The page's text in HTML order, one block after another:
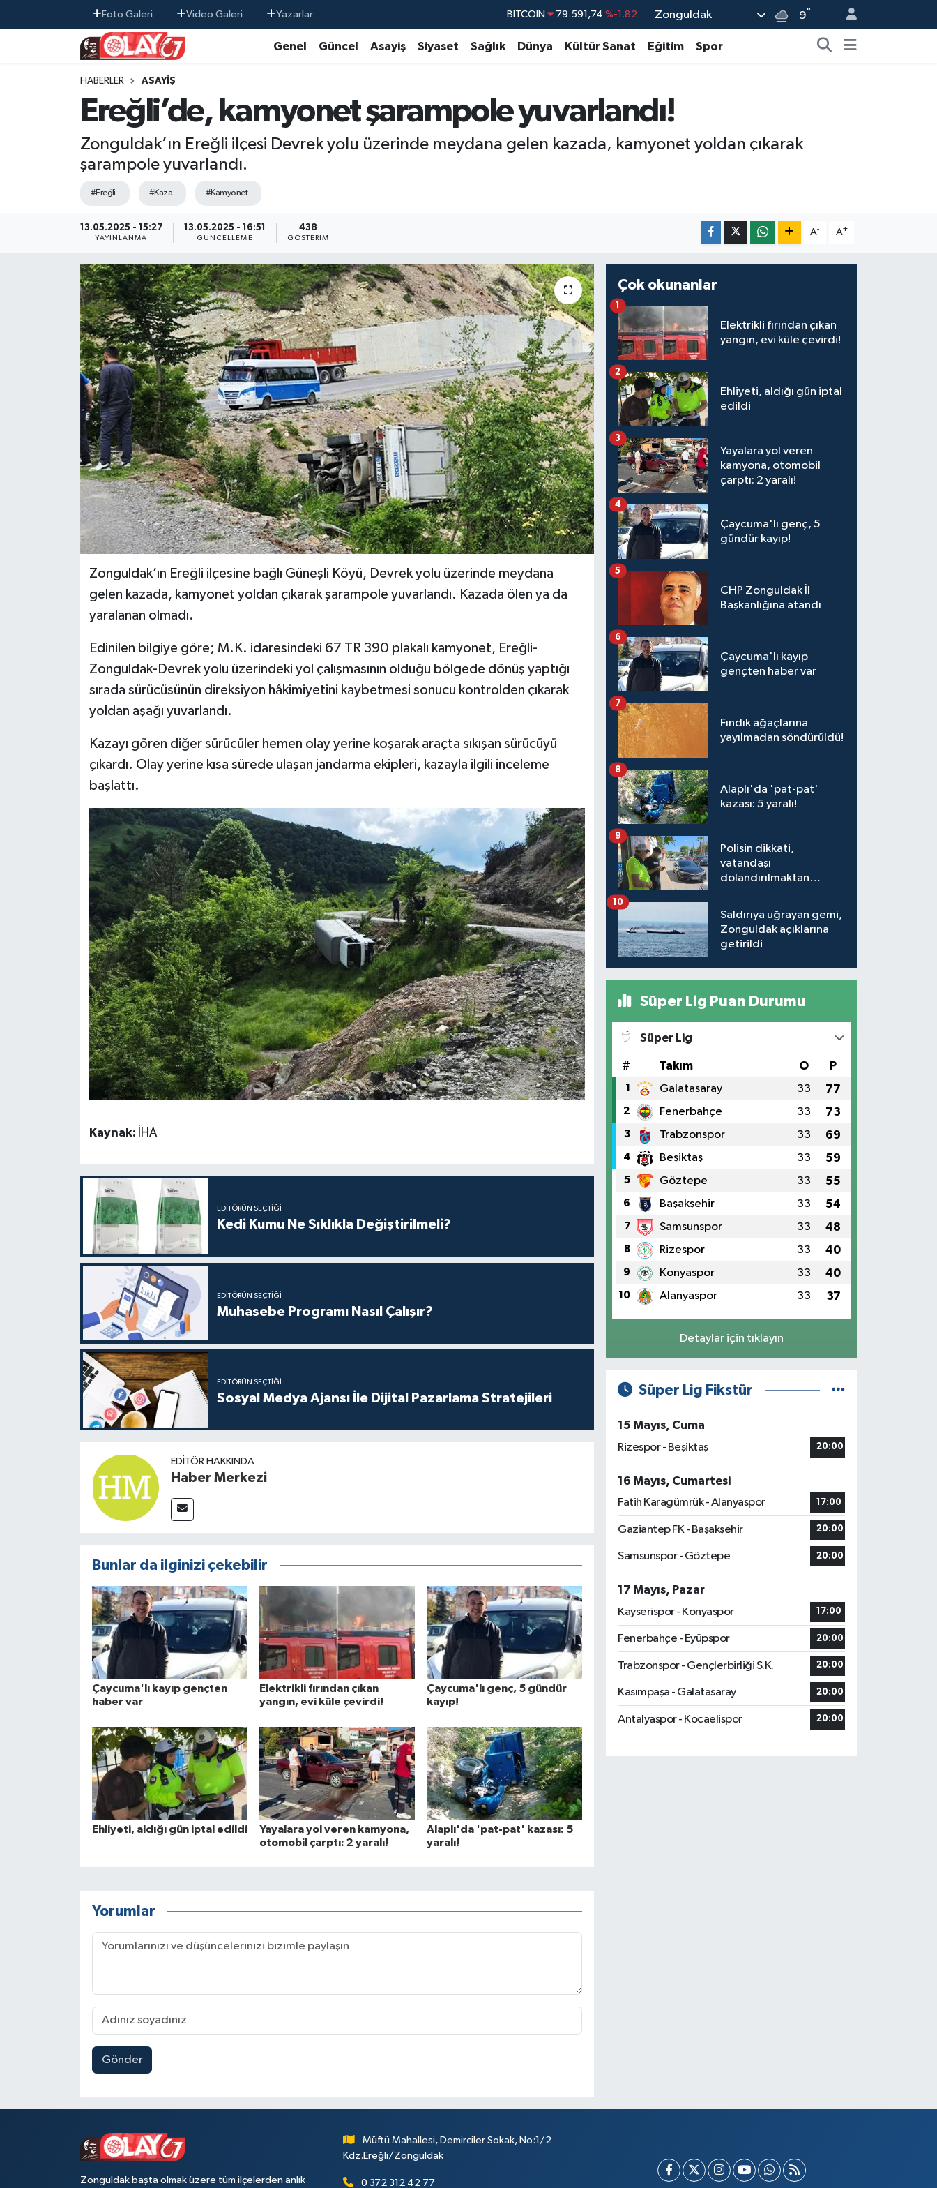
Foto Galeri Video Galeri Yazarlar DOLAR 45,43620 %0.02
EURO 53,38690 %0.19
BİST100 14.598,00
Zonguldak 9°
Genel Güncel Asayiş Siyaset Sağlık Dünya Kültür Sanat Eğitim Spor
HABERLER ASAYIŞ
Ereğli’de, kamyonet şarampole yuvarlandı!
Zonguldak’ın Ereğli ilçesi Devrek yolu üzerinde meydana gelen kazada, kamyonet yoldan çıkarak
şarampole yuvarlandı.
#Ereğli #Kaza #Kamyonet
13.05.2025 - 15:27
YAYINLANMA
13.05.2025 - 16:51
GÜNCELLEME
438
GÖSTERIM
A- A+
Zonguldak’ın Ereğli ilçesine bağlı Güneşli Köyü, Devrek yolu üzerinde meydana
gelen kazada, kamyonet yoldan çıkarak şarampole yuvarlandı. Kazada ölen ya da
yaralanan olmadı.
Edinilen bilgiye göre; M.K. idaresindeki 67 TR 390 plakalı kamyonet, Ereğli-
Zonguldak-Devrek yolu üzerindeki yol çalışmasının olduğu bölgede dönüş yaptığı
sırada sürücüsünün direksiyon hâkimiyetini kaybetmesi sonucu kontrolden çıkarak
yoldan aşağı yuvarlandı.
Kazayı gören diğer sürücüler hemen olay yerine koşarak araçta sıkışan sürücüyü
çıkardı. Olay yerine kısa sürede ulaşan jandarma ekipleri, kazayla ilgili inceleme
başlattı.
Kaynak: İHA
EDITÖRÜN SEÇTIĞI
Kedi Kumu Ne Sıklıkla Değiştirilmeli?
EDITÖRÜN SEÇTIĞI
Muhasebe Programı Nasıl Çalışır?
EDITÖRÜN SEÇTIĞI
Sosyal Medya Ajansı İle Dijital Pazarlama Stratejileri
EDITÖR HAKKINDA
Haber Merkezi
Bunlar da ilginizi çekebilir
Çaycuma'lı kayıp gençten
haber var
Elektrikli fırından çıkan
yangın, evi küle çevirdi!
Çaycuma'lı genç, 5 gündür
kayıp!
Ehliyeti, aldığı gün iptal edildi
Yayalara yol veren kamyona,
otomobil çarptı: 2 yaralı!
Alaplı'da 'pat-pat' kazası: 5
yaralı!
Yorumlar
Gönder
Çok okunanlar
Elektrikli fırından çıkan
yangın, evi küle çevirdi!
1
Ehliyeti, aldığı gün iptal
edildi
2
Yayalara yol veren
kamyona, otomobil
çarptı: 2 yaralı!
3
Çaycuma'lı genç, 5
gündür kayıp!
4
CHP Zonguldak İl
Başkanlığına atandı
5
Çaycuma'lı kayıp
gençten haber var
6
Fındık ağaçlarına
yayılmadan söndürüldü!
7
Alaplı'da 'pat-pat'
kazası: 5 yaralı!
8
Polisin dikkati,
vatandaşı
dolandırılmaktan
9
Saldırıya uğrayan gemi,
Zonguldak açıklarına
getirildi
10
Süper Lig Puan Durumu
Süper Lig
# Takım O P
1 Galatasaray 33 77
2 Fenerbahçe 33 73
3 Trabzonspor 33 69
4 Beşiktaş 33 59
5 Göztepe 33 55
6 Başakşehir 33 54
7 Samsunspor 33 48
8 Rizespor 33 40
9 Konyaspor 33 40
10 Alanyaspor 33 37
Detaylar için tıklayın
Süper Lig Fikstür
15 Mayıs, Cuma
Rizespor - Beşiktaş
20:00
16 Mayıs, Cumartesi
Fatih Karagümrük - Alanyaspor
17:00
Gaziantep FK - Başakşehir 20:00
Samsunspor - Göztepe 20:00
17 Mayıs, Pazar
Kayserispor - Konyaspor
17:00
Fenerbahçe - Eyüpspor 20:00
Trabzonspor - Gençlerbirliği S.K. 20:00
Kasımpaşa - Galatasaray 20:00
Antalyaspor - Kocaelispor 20:00
Zonguldak başta olmak üzere tüm ilçelerden anlık
Müftü Mahallesi, Demirciler Sokak, No:1/2
Kdz.Ereğli/Zonguldak
0 372 312 42 77
KATEGORİSİZ
Kültür Sanat
Bilim veTeknoloji
SEKTÖR
Magazin
haber ara
Günün Haberleri
Yazarlarımız
Tüm Haberler
Son Dakika
Kültür Sanat
Zonguldak Nöbetçi Eczaneler
Zonguldak Hava Durumu
Zonguldak Namaz Vakitleri
Zonguldak Trafik Yoğunluk Haritası
Süper Lig Puan Durumu ve Fikstür
Tüm Manşetler
Son Dakika Haberleri
Haber Arşivi